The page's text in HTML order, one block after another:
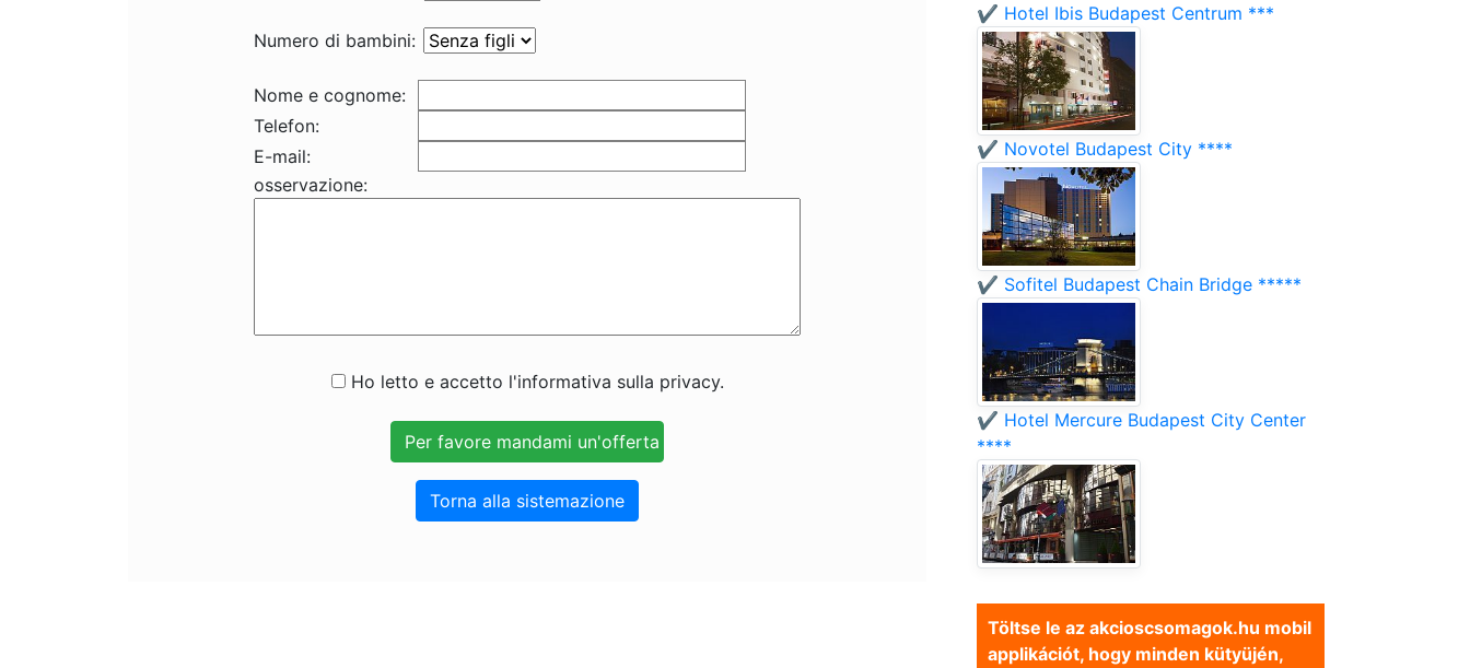
Numero di bambini:
Nome e cognome:
Telefon:
E-mail:
osservazione:
Ho letto e accetto l'informativa sulla privacy.
Torna alla sistemazione
✔️ Hotel Ibis Budapest Centrum ***
✔️ Novotel Budapest City ****
✔️ Sofitel Budapest Chain Bridge *****
✔️ Hotel Mercure Budapest City Center
****
Töltse le az akcioscsomagok.hu mobil
applikációt, hogy minden kütyüjén,